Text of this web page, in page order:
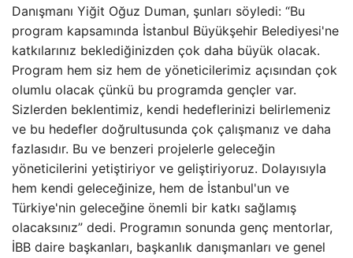
Danışmanı Yiğit Oğuz Duman, şunları söyledi: “Bu
program kapsamında İstanbul Büyükşehir Belediyesi'ne
katkılarınız beklediğinizden çok daha büyük olacak.
Program hem siz hem de yöneticilerimiz açısından çok
olumlu olacak çünkü bu programda gençler var.
Sizlerden beklentimiz, kendi hedeflerinizi belirlemeniz
ve bu hedefler doğrultusunda çok çalışmanız ve daha
fazlasıdır. Bu ve benzeri projelerle geleceğin
yöneticilerini yetiştiriyor ve geliştiriyoruz. Dolayısıyla
hem kendi geleceğinize, hem de İstanbul'un ve
Türkiye'nin geleceğine önemli bir katkı sağlamış
olacaksınız” dedi. Programın sonunda genç mentorlar,
İBB daire başkanları, başkanlık danışmanları ve genel